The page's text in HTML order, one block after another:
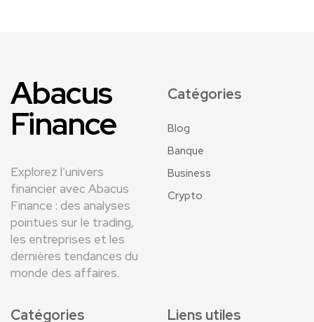
Abacus
Finance
Explorez l’univers
financier avec Abacus
Finance : des analyses
pointues sur le trading,
les entreprises et les
dernières tendances du
monde des affaires.
Catégories
Blog
Banque
Business
Crypto
Catégories Liens utiles